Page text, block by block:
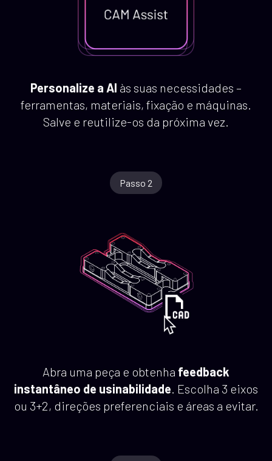
Personalize a AI às suas necessidades –
ferramentas, materiais, fixação e máquinas.
Salve e reutilize-os da próxima vez.
Passo 2
Abra uma peça e obtenha feedback
instantâneo de usinabilidade. Escolha 3 eixos
ou 3+2, direções preferenciais e áreas a evitar.